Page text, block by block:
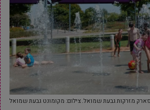
מזרקות גבעת שמואל. צילום: מקומונט גבעת שמואל